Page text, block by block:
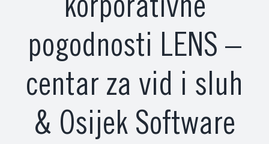
korporativne
pogodnosti LENS –
centar za vid i sluh
& Osijek Software